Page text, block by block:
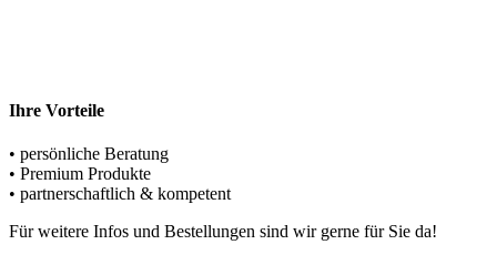
Ihre Vorteile
• persönliche Beratung
• Premium Produkte
• partnerschaftlich & kompetent
Für weitere Infos und Bestellungen sind wir gerne für Sie da!